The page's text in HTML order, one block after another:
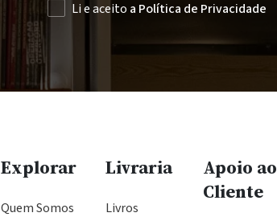
Li e aceito a Política de Privacidade
Explorar
Quem Somos
Livraria
Livros
Apoio ao
Cliente